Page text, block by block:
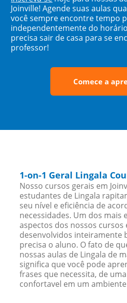
Joinville! Agende suas aulas
você sempre encontre tempo
independentemente do
precisa sair de casa para se
professor!
Comece a
1-on-1 Geral Lingala
Nosso cursos gerais em
estudantes de Lingala
seu nível e eficiência de
necessidades. Um dos mais
aspectos dos nossos cursos
desenvolvidos inteiramente
precisa o aluno. O fato de
nossas aulas de Lingala de
significa que você pode
frases que necessita, de
confortavel em um